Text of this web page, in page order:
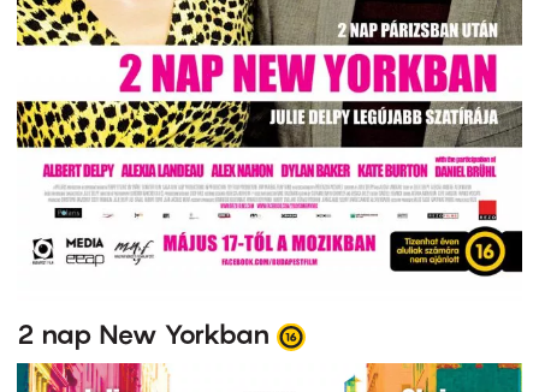
2 nap New Yorkban